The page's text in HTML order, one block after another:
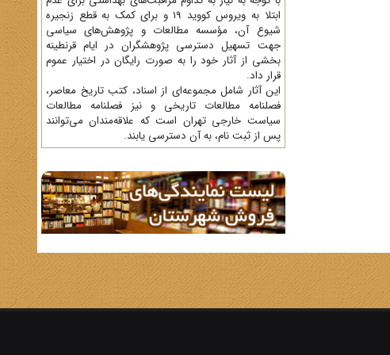
ابتلا به ویروس کووید 19 و برای کمک به قطع زنجیره
شیوع آن، مؤسسه مطالعات و پژوهش‌های سیاسی
جهت تسهیل دسترسی پژوهشگران در ایام قرنطینه
بخشی از آثار خود را به صورت رایگان در اختیار عموم
قرار داد.
این آثار شامل مجموعه‌ای از اسناد، کتب تاریخ معاصر،
فصلنامه‌ مطالعات تاریخی و نیز فصلنامه مطالعات
سیاست خارجی تهران است که علاقه‌مندان می‌توانند
پس از ثبت نام، به آن دسترسی یابند.